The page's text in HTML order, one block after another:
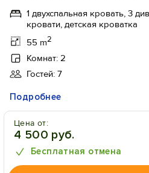
1 двухспальная кровать, 3
кровати, детская кроватка
55 m2
Комнат: 2
Гостей: 7
Подробнее
Цена от:
4 500 руб.
Бесплатная отмена